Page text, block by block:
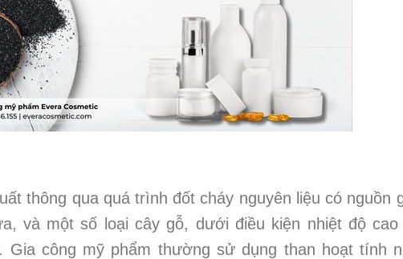
thông qua quá trình đốt cháy nguyên liệu có nguồn
và một số loại cây gỗ, dưới điều kiện nhiệt độ cao
Gia công mỹ phẩm thường sử dụng than hoạt tính